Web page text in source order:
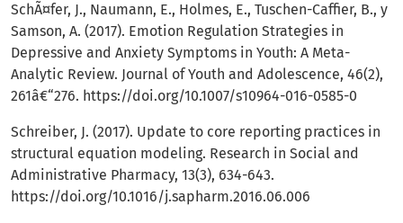
SchÃ¤fer, J., Naumann, E., Holmes, E., Tuschen-Caffier, B., y
Samson, A. (2017). Emotion Regulation Strategies in
Depressive and Anxiety Symptoms in Youth: A Meta-
Analytic Review. Journal of Youth and Adolescence, 46(2),
261â€“276. https://doi.org/10.1007/s10964-016-0585-0
Schreiber, J. (2017). Update to core reporting practices in
structural equation modeling. Research in Social and
Administrative Pharmacy, 13(3), 634-643.
https://doi.org/10.1016/j.sapharm.2016.06.006